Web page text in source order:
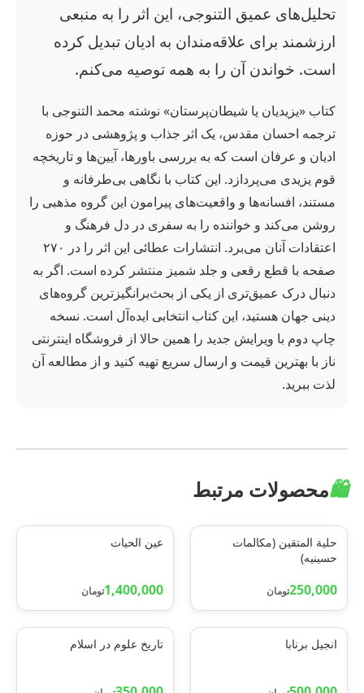
تحلیل‌های عمیق التنوجی، این اثر را به منبعی
ارزشمند برای علاقه‌مندان به ادیان تبدیل کرده
است. خواندن آن را به همه توصیه می‌کنم.
کتاب «یزیدیان یا شیطان‌پرستان» نوشته محمد التنوجی با
ترجمه احسان مقدس، یک اثر جذاب و پژوهشی در حوزه
ادیان و عرفان است که به بررسی باورها، آیین‌ها و تاریخچه
قوم یزیدی می‌پردازد. این کتاب با نگاهی بی‌طرفانه و
مستند، افسانه‌ها و واقعیت‌های پیرامون این گروه مذهبی را
روشن می‌کند و خواننده را به سفری در دل فرهنگ و
اعتقادات آنان می‌برد. انتشارات عطائی این اثر را در ۲۷۰
صفحه با قطع رقعی و جلد شمیز منتشر کرده است. اگر به
دنبال درک عمیق‌تری از یکی از بحث‌برانگیزترین گروه‌های
دینی جهان هستید، این کتاب انتخابی ایده‌آل است. نسخه
چاپ دوم با ویرایش جدید را همین حالا از فروشگاه اینترنتی
ناز با بهترین قیمت و ارسال سریع تهیه کنید و از مطالعه آن
لذت ببرید.
🛍️محصولات مرتبط
حلیة المتقین (مکالمات
حسینیه)
250,000تومان
عین الحیات
1,400,000تومان
انجیل برنابا تاریخ علوم در اسلام